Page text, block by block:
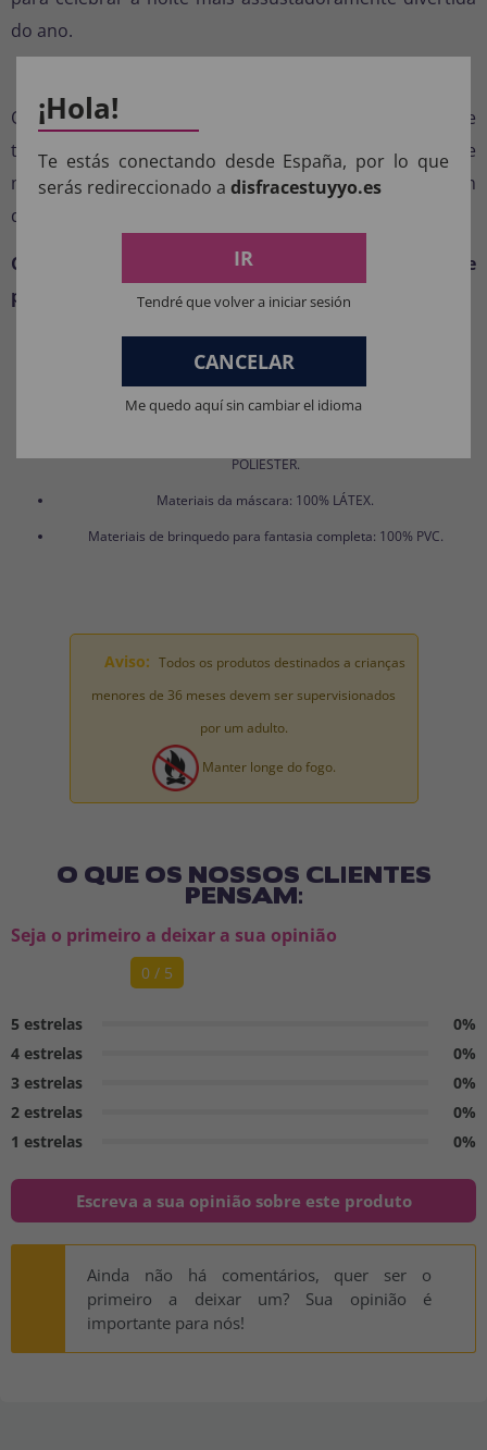
do ano.
O macacão foi projetado para oferecer conforto durante
toda a festa, permitindo que o bebê brinque, se
movimente e participe de qualquer comemoração sem
desconforto.
Compre já sua fantasia de Chucky bebê e prepare-se
para surpreender a todos neste Halloween.
COMPOSIÇÃO DOS NOSSOS
PRODUTOS:
POLIÉSTER.
Materiais da máscara: 100% LÁTEX.
Materiais de brinquedo para fantasia completa: 100% PVC.
Aviso: Todos os produtos destinados a crianças
menores de 36 meses devem ser supervisionados
por um adulto.
Manter longe do fogo.
O QUE OS NOSSOS CLIENTES
PENSAM:
Seja o primeiro a deixar a sua opinião
0 / 5
5 estrelas
0%
4 estrelas
0%
3 estrelas
0%
2 estrelas
0%
1 estrelas
0%
Escreva a sua opinião sobre este produto
Ainda não há comentários, quer ser o
primeiro a deixar um? Sua opinião é
importante para nós!
¡Hola!
Te estás conectando desde España, por lo que
serás redireccionado a disfracestuyyo.es
IR
Tendré que volver a iniciar sesión
CANCELAR
Me quedo aquí sin cambiar el idioma